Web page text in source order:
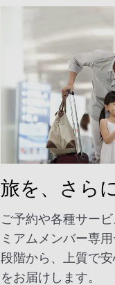
旅を、さら
ご予約や各種サー
ミアムメンバー専
段階から、上質で
をお届けします。